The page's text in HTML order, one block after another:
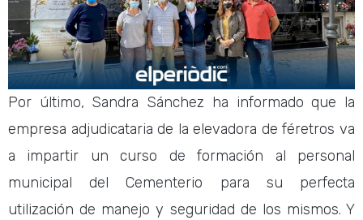
Por último, Sandra Sánchez ha informado que la
empresa adjudicataria de la elevadora de féretros va
a impartir un curso de formación al personal
municipal del Cementerio para su perfecta
utilización de manejo y seguridad de los mismos. Y